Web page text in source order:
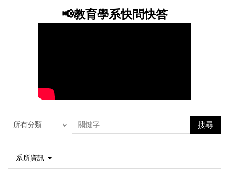
📢教育學系快問快答
搜尋
系所資訊